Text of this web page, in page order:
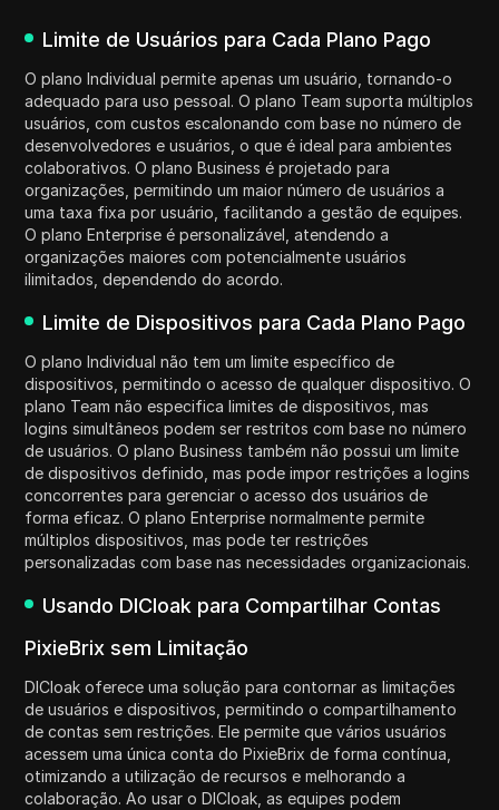
Limite de Usuários para Cada Plano Pago
O plano Individual permite apenas um usuário, tornando-o
adequado para uso pessoal. O plano Team suporta múltiplos
usuários, com custos escalonando com base no número de
desenvolvedores e usuários, o que é ideal para ambientes
colaborativos. O plano Business é projetado para
organizações, permitindo um maior número de usuários a
uma taxa fixa por usuário, facilitando a gestão de equipes.
O plano Enterprise é personalizável, atendendo a
organizações maiores com potencialmente usuários
ilimitados, dependendo do acordo.
Limite de Dispositivos para Cada Plano Pago
O plano Individual não tem um limite específico de
dispositivos, permitindo o acesso de qualquer dispositivo. O
plano Team não especifica limites de dispositivos, mas
logins simultâneos podem ser restritos com base no número
de usuários. O plano Business também não possui um limite
de dispositivos definido, mas pode impor restrições a logins
concorrentes para gerenciar o acesso dos usuários de
forma eficaz. O plano Enterprise normalmente permite
múltiplos dispositivos, mas pode ter restrições
personalizadas com base nas necessidades organizacionais.
Usando DICloak para Compartilhar Contas
PixieBrix sem Limitação
DICloak oferece uma solução para contornar as limitações
de usuários e dispositivos, permitindo o compartilhamento
de contas sem restrições. Ele permite que vários usuários
acessem uma única conta do PixieBrix de forma contínua,
otimizando a utilização de recursos e melhorando a
colaboração. Ao usar o DICloak, as equipes podem